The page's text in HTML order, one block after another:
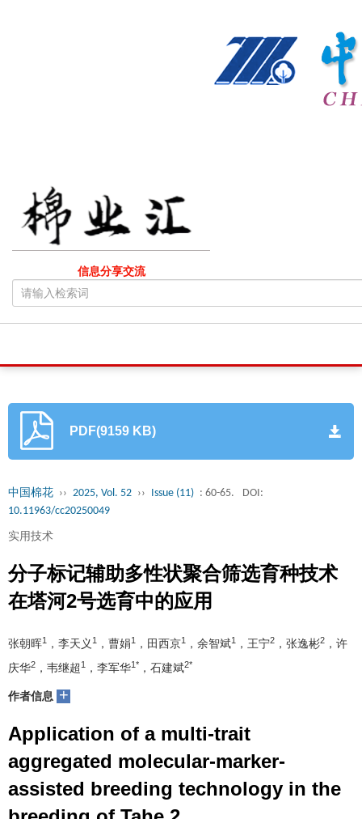
信息分享交流
PDF(9159 KB)
中国棉花 ›› 2025, Vol. 52 ›› Issue (11) : 60-65.
DOI:
10.11963/cc20250049
实用技术
分子标记辅助多性状聚合筛选育种技术
在塔河2号选育中的应用
张朝晖1 ，李天义 1 ，曹娟1 ，田西京1 ，余智斌1 ，王宁2 ，张逸彬2 ，许
庆华2 ，韦继超 1 ，李军华1* ，石建斌2*
作者信息 +
Application of a multi-trait
aggregated molecular-marker-
assisted breeding technology in the